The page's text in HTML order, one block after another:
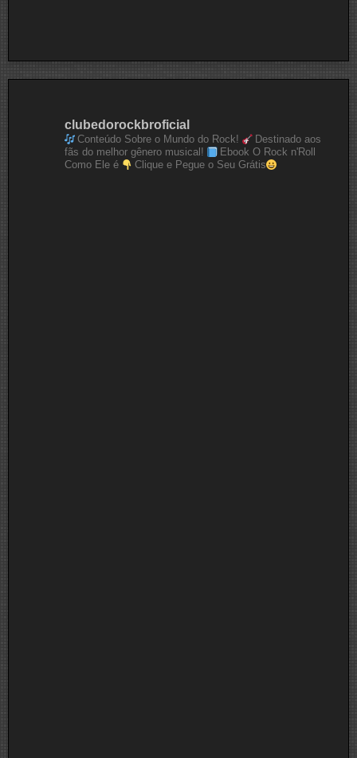
clubedorockbroficial
Conteúdo Sobre o Mundo do Rock!
Destinado aos
fãs do melhor gênero musical!
Ebook O Rock n'Roll
Como Ele é
Clique e Pegue o Seu Grátis